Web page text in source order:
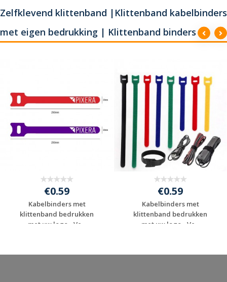
Zelfklevend klittenband |Klittenband kabelbinders
met eigen bedrukking | Klittenband binders
€0.59
Kabelbinders met
klittenband bedrukken
met uw logo - Ve...
€0.59
Kabelbinders met
klittenband bedrukken
met uw logo - Ve...